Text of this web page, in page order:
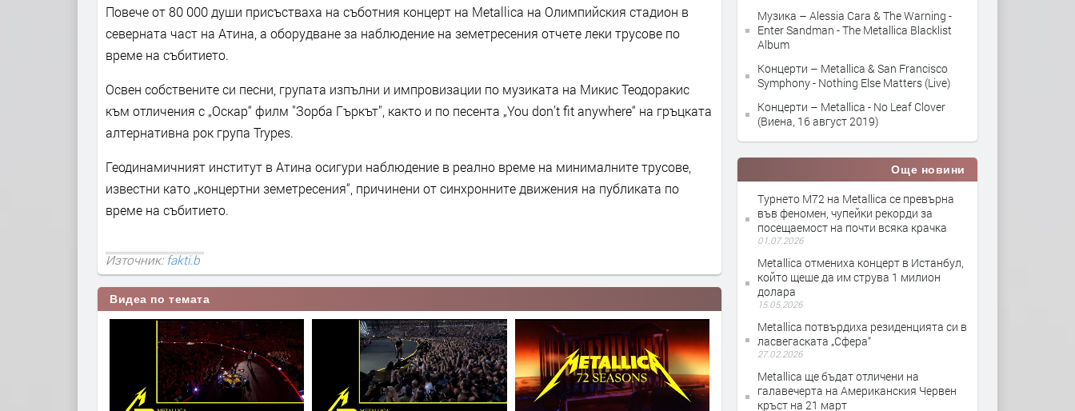
Повече от 80 000 души присъстваха на съботния концерт на Metallica на Олимпийския стадион в
северната част на Атина, а оборудване за наблюдение на земетресения отчете леки трусове по
време на събитието.
Освен собствените си песни, групата изпълни и импровизации по музиката на Микис Теодоракис
към отличения с „Оскар“ филм "Зорба Гъркът", както и по песента „You don’t fit anywhere“ на гръцката
алтернативна рок група Trypes.
Геодинамичният институт в Атина осигури наблюдение в реално време на минималните трусове,
известни като „концертни земетресения“, причинени от синхронните движения на публиката по
време на събитието.
Източник:fakti.b
Видеа по темата
Музика – Alessia Cara & The Warning -
Enter Sandman - The Metallica Blacklist
Album
Концерти – Metallica & San Francisco
Symphony - Nothing Else Matters (Live)
Концерти – Metallica - No Leaf Clover
(Виена, 16 август 2019)
Още новини
Турнето M72 на Metallica се превърна
във феномен, чупейки рекорди за
посещаемост на почти всяка крачка
01.07.2026
Metallica отмениха концерт в Истанбул,
който щеше да им струва 1 милион
долара
15.05.2026
Metallica потвърдиха резиденцията си в
ласвегаската „Сфера“
27.02.2026
Metallica ще бъдат отличени на
галавечерта на Американския Червен
кръст на 21 март